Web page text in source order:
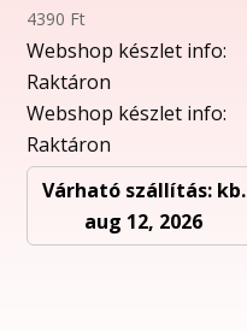
4390 Ft
Webshop készlet info:
Raktáron
Webshop készlet info:
Raktáron
Várható szállítás: kb.
aug 12, 2026